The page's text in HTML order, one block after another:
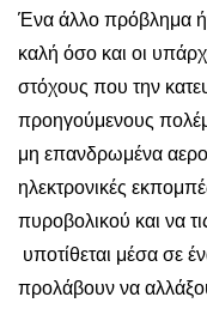
Ένα άλλο πρόβλημα
καλή όσο και οι
στόχους που την
προηγούμενους
μη επανδρωμένα
ηλεκτρονικές
πυροβολικού και να
υποτίθεται μέσα σε
προλάβουν να